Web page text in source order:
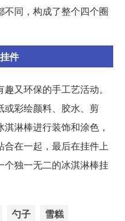
同，构成了整个四个圈
件
又环保的手工艺活动。
或彩绘颜料、胶水、剪
淋棒进行装饰和涂色，
在一起，最后在挂件上
个独一无二的冰淇淋棒挂
勺子 雪糕